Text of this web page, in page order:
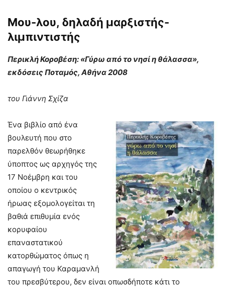
Μου-λου, δηλαδή μαρξιστής-
λιμπιντιστής
Περικλή Κοροβέση: «Γύρω από το νησί η θάλασσα»,
εκδόσεις Ποταμός, Αθήνα 2008
του Γιάννη Σχίζα
Ένα βιβλίο από ένα
βουλευτή που στο
παρελθόν θεωρήθηκε
ύποπτος ως αρχηγός της
17 Νοέμβρη και του
οποίου ο κεντρικός
ήρωας εξομολογείται τη
βαθιά επιθυμία ενός
κορυφαίου
επαναστατικού
κατορθώματος όπως η
απαγωγή του Καραμανλή
του πρεσβύτερου, δεν είναι οπωσδήποτε κάτι το